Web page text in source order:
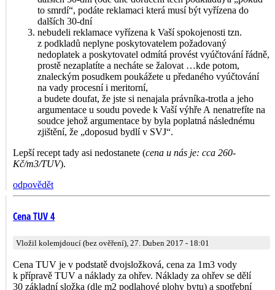
to smrdí“, podáte reklamaci která musí být vyřízena do
dalších 30-dní
nebudeli reklamace vyřízena k Vaší spokojenosti tzn.
z podkladů neplyne poskytovatelem požadovaný
nedoplatek a poskytovatel odmítá provést vyúčtování řádně,
prostě nezaplatíte a necháte se žalovat …kde potom,
znaleckým posudkem poukážete u předaného vyúčtování
na vady procesní i meritorní,
a budete doufat, že jste si nenajala právníka-trotla a jeho
argumentace u soudu povede k Vaší výhře A nenatrefíte na
soudce jehož argumentace by byla poplatná následnému
zjištění, že „doposud bydlí v SVJ“.
Lepší recept tady asi nedostanete (cena u nás je: cca 260-
Kč/m3/TUV).
odpovědět
Cena TUV 4
Vložil kolemjdoucí (bez ověření), 27. Duben 2017 - 18:01
Cena TUV je v podstatě dvojsložková, cena za 1m3 vody
k přípravě TUV a náklady za ohřev. Náklady za ohřev se dělí
30 základní složka (dle m2 podlahové plohy bytu) a spotřební